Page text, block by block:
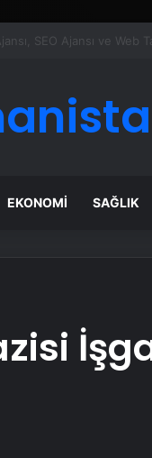
Yazılımı
EKONOMI SAĞLIK